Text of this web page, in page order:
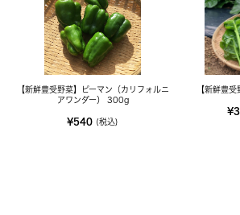
【新鮮豊受野菜】ピーマン（カリフォルニ
アワンダー） 300g
¥540 (税込)
【新鮮豊